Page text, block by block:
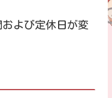
よび定休日が変